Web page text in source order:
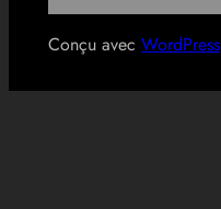
Conçu avec WordPress